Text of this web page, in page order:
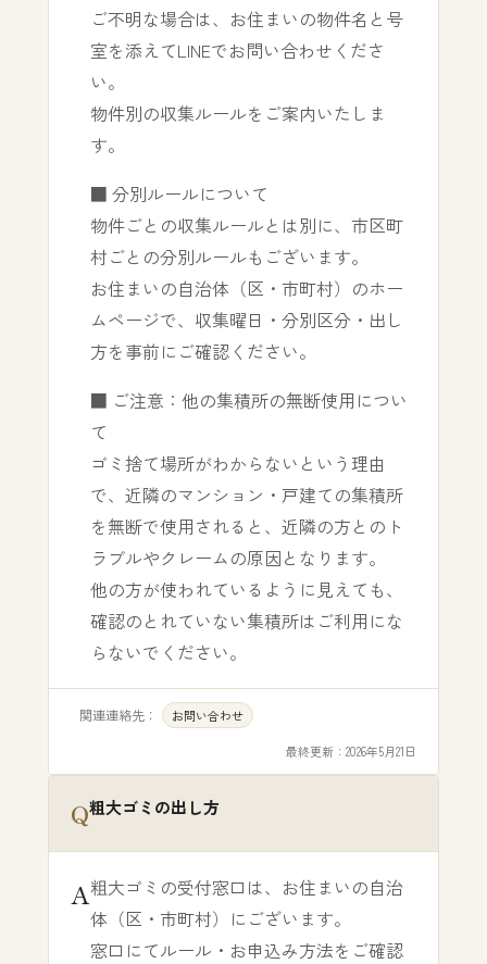
ご不明な場合は、お住まいの物件名と号
室を添えてLINEでお問い合わせくださ
い。
物件別の収集ルールをご案内いたしま
す。
■ 分別ルールについて
物件ごとの収集ルールとは別に、市区町
村ごとの分別ルールもございます。
お住まいの自治体（区・市町村）のホー
ムページで、収集曜日・分別区分・出し
方を事前にご確認ください。
■ ご注意：他の集積所の無断使用につい
て
ゴミ捨て場所がわからないという理由
で、近隣のマンション・戸建ての集積所
を無断で使用されると、近隣の方とのト
ラブルやクレームの原因となります。
他の方が使われているように見えても、
確認のとれていない集積所はご利用にな
らないでください。
関連連絡先： お問い合わせ
最終更新： 2026年5月21日
粗大ゴミの出し方
粗大ゴミの受付窓口は、お住まいの自治
体（区・市町村）にございます。
窓口にてルール・お申込み方法をご確認